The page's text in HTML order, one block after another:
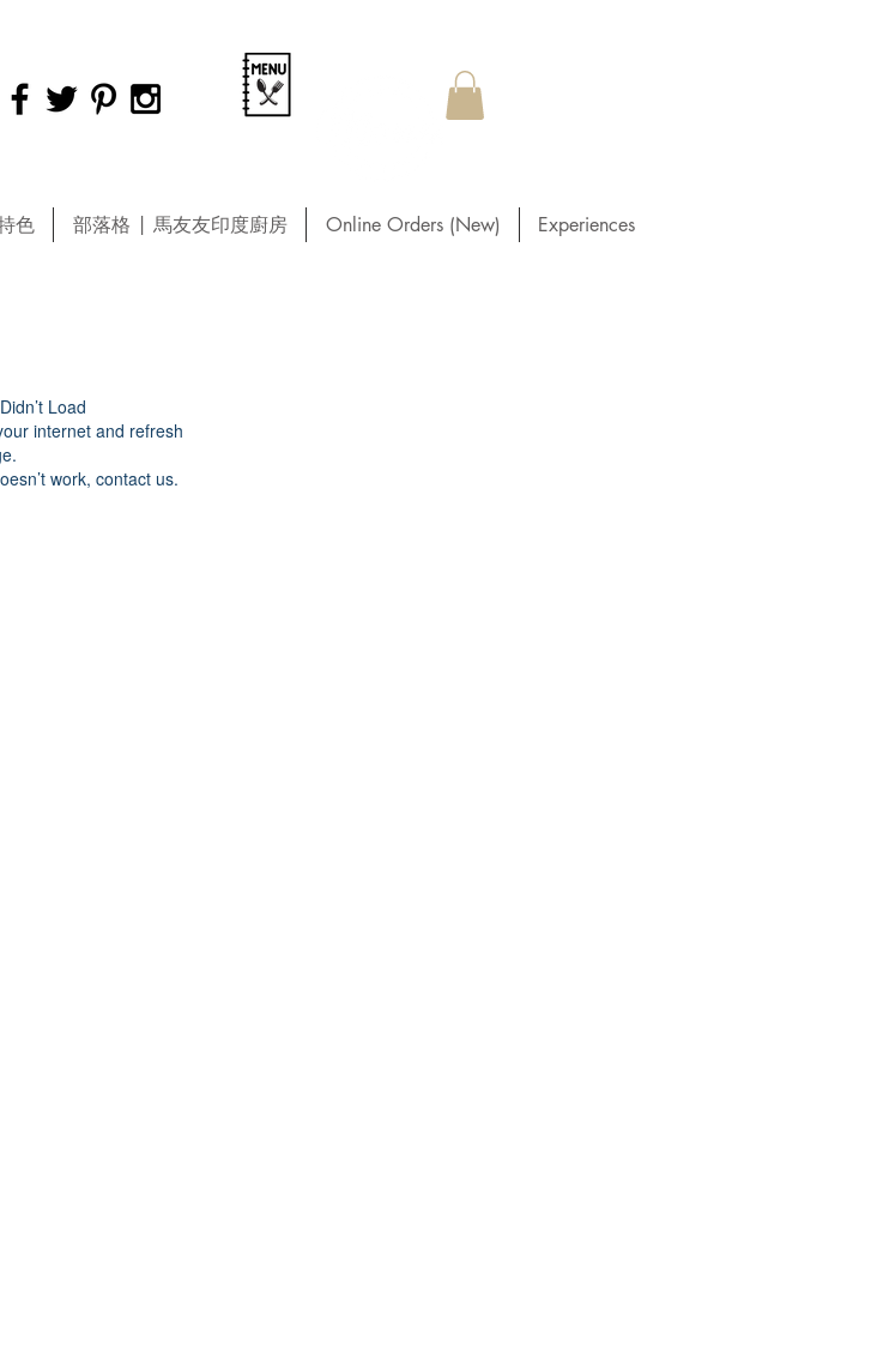
色 部落格 | 馬友友印度廚房 Online Orders (New) Experiences
Load
internet and refresh
work, contact us.